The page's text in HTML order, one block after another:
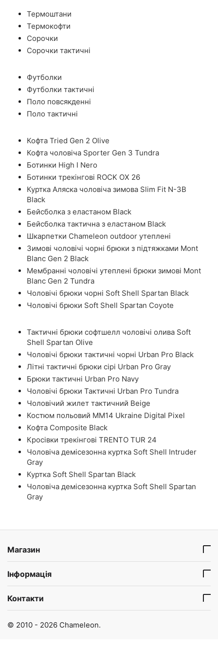
Термоштани
Термокофти
Сорочки
Сорочки тактичні
Футболки
Футболки тактичні
Поло повсякденні
Поло тактичні
Кофта Tried Gen 2 Olive
Кофта чоловіча Sporter Gen 3 Tundra
Ботинки High I Nero
Ботинки трекінгові ROCK OX 26
Куртка Аляска чоловіча зимова Slim Fit N-3B
Black
Бейсболка з еластаном Black
Бейсболка тактична з еластаном Black
Шкарпетки Chameleon outdoor утеплені
Зимові чоловічі чорні брюки з підтяжками Mont
Blanc Gen 2 Black
Мембранні чоловічі утеплені брюки зимові Mont
Blanc Gen 2 Tundra
Чоловічі брюки чорні Soft Shell Spartan Black
Чоловічі брюки Soft Shell Spartan Coyote
Тактичні брюки софтшелл чоловічі олива Soft
Shell Spartan Olive
Чоловічі брюки тактичні чорні Urban Pro Black
Літні тактичні брюки сірі Urban Pro Gray
Брюки тактичні Urban Pro Navy
Чоловічі брюки Тактичні Urban Pro Tundra
Чоловічий жилет тактичний Beige
Костюм польовий ММ14 Ukraine Digital Pixel
Кофта Composite Black
Кросівки трекінгові TRENTO TUR 24
Чоловіча демісезонна куртка Soft Shell Intruder
Gray
Куртка Soft Shell Spartan Black
Чоловіча демісезонна куртка Soft Shell Spartan
Gray
Магазин
Інформація
Контакти
© 2010 - 2026 Chameleon.